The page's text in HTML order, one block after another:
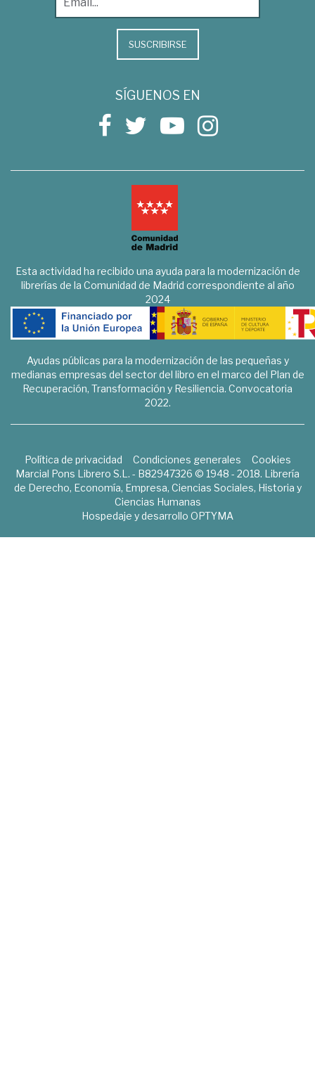
SUSCRIBIRSE
SÍGUENOS EN
Esta actividad ha recibido una ayuda para la modernización de
librerías de la Comunidad de Madrid correspondiente al año
2024
Ayudas públicas para la modernización de las pequeñas y
medianas empresas del sector del libro en el marco del Plan de
Recuperación, Transformación y Resiliencia. Convocatoria
2022.
Política de privacidad Condiciones generales
Cookies
Marcial Pons Librero S.L. - B82947326 © 1948 - 2018. Librería
de Derecho, Economía, Empresa, Ciencias Sociales, Historia y
Ciencias Humanas
Hospedaje y desarrollo OPTYMA